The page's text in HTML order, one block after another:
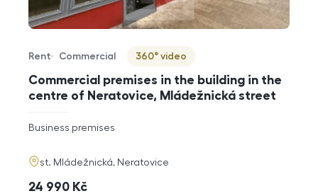
Commercial premises in the building in the
centre of Neratovice, Mládežnická street
Offer type
Rent
Property type
Commercial
Virtuální prohlídka
360° video
rozměry
disposition
Business premises
adresa
st. Mládežnická, Neratovice
cena
24 990 Kč